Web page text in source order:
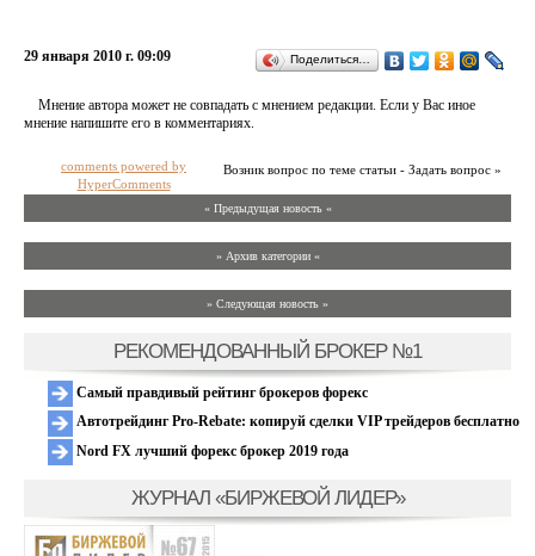
29 января 2010 г. 09:09 Поделиться…
Мнение автора может не совпадать с мнением редакции. Если у Вас иное
мнение напишите его в комментариях.
Возник вопрос по теме статьи - Задать вопрос »
comments powered by
HyperComments
« Предыдущая новость «
» Архив категории «
» Следующая новость »
РЕКОМЕНДОВАННЫЙ БРОКЕР №1
Самый правдивый рейтинг брокеров форекс
Автотрейдинг Pro-Rebate: копируй сделки VIP трейдеров бесплатно
Nord FX лучший форекс брокер 2019 года
ЖУРНАЛ «БИРЖЕВОЙ ЛИДЕР»